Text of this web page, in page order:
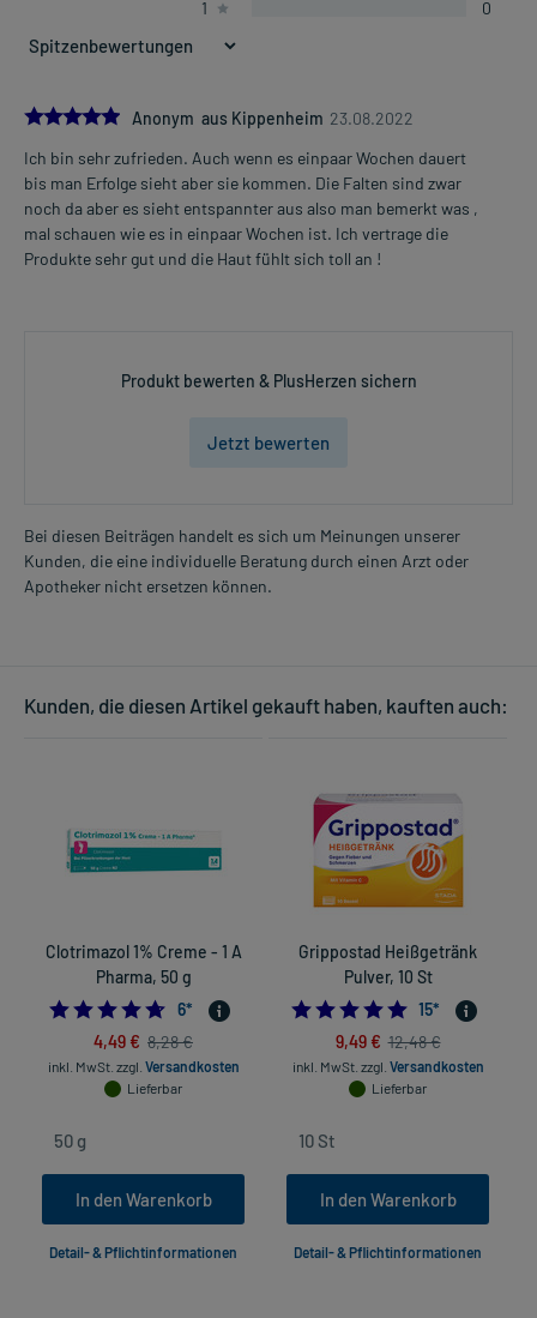
1
0
5.0
Anonym aus Kippenheim 23.08.2022
Ich bin sehr zufrieden. Auch wenn es einpaar Wochen dauert
bis man Erfolge sieht aber sie kommen. Die Falten sind zwar
noch da aber es sieht entspannter aus also man bemerkt was ,
mal schauen wie es in einpaar Wochen ist. Ich vertrage die
Produkte sehr gut und die Haut fühlt sich toll an !
Produkt bewerten & PlusHerzen sichern
Jetzt bewerten
Bei diesen Beiträgen handelt es sich um Meinungen unserer
Kunden, die eine individuelle Beratung durch einen Arzt oder
Apotheker nicht ersetzen können.
Kunden, die diesen Artikel gekauft haben, kauften auch:
Clotrimazol 1% Creme - 1 A
Pharma, 50 g
4.666666666666667
6*
4,49 € 8,28 €
inkl. MwSt. zzgl. Versandkosten
Lieferbar
In den Warenkorb
Detail- & Pflichtinformationen
Grippostad Heißgetränk
Pulver, 10 St
15*
9,49 € 12,48 €
inkl. MwSt. zzgl. Versandkosten
Lieferbar
In den Warenkorb
Detail- & Pflichtinformationen